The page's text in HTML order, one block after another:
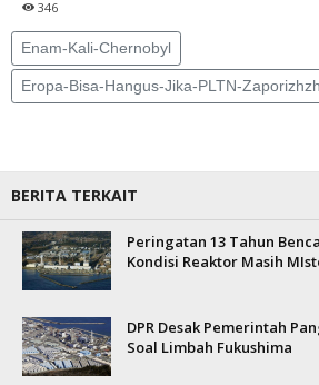
346
Enam-Kali-Chernobyl
Eropa-Bisa-Hangus-Jika-PLTN-
BERITA TERKAIT
Peringatan 13 Tahun
Kondisi Reaktor Masih
DPR Desak Pemerintah
Soal Limbah Fukushima